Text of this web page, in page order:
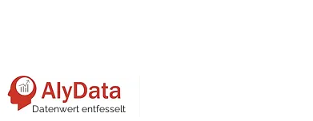
Datenwert entfesselt